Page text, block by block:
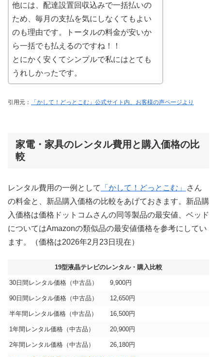
他には、配達設置回収込みで一括払いの
ため、毎月の支払を気にしなくてもよい
のも理由です。トータルの料金が安いか
ら一括でも払えるのですね！！
とにかく安くてシンプルで私にはとても
うれしかったです。
引用元： 「かして！どっとこむ」公式サイト内、お客様の声ページより
家電・家具のレンタル費用と購入価格の比
較
レンタル費用の一例として 「かして！どっとこむ」
さん
の料金と、新品購入価格の比較をあげておきます。新品購
入価格は価格ドットコムさんの同等製品の最安値、ベッド
についてはAmazonの類似品の最安値価格を参考にしてい
ます。（価格は2026年2月23日現在）
19型液晶テレビのレンタル・購入比較
30日間レンタル価格（中古品） 9,900円
90日間レンタル価格（中古品） 12,650円
半年間レンタル価格（中古品） 16,500円
1年間レンタル価格（中古品） 20,900円
2年間レンタル価格（中古品） 26,180円